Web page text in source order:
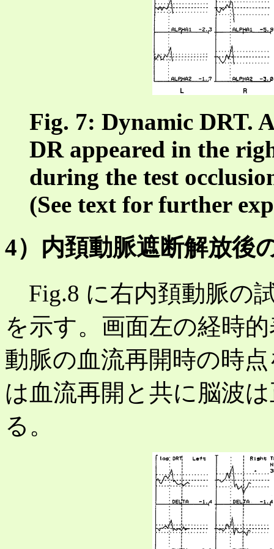
Fig. 7: Dynamic DRT.
DR appeared in the
during the test
(See text for further
4）内頚動脈遮断解放後
Fig.8 に右内頚動脈の
を示す。画面左の経時
動脈の血流再開時の時
は血流再開と共に脳波
る。